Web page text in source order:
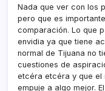
Nada que ver con los
pero que es
comparación. Lo que
envidia ya que tiene
normal de Tijuana no
cuestiones de
etcéra etcéra y que el
empuje a algo mejor.